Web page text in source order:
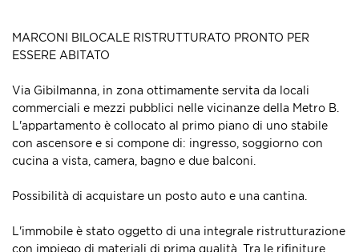
MARCONI BILOCALE RISTRUTTURATO PRONTO PER
ESSERE ABITATO
Via Gibilmanna, in zona ottimamente servita da locali
commerciali e mezzi pubblici nelle vicinanze della Metro B.
L'appartamento è collocato al primo piano di uno stabile
con ascensore e si compone di: ingresso, soggiorno con
cucina a vista, camera, bagno e due balconi.
Possibilità di acquistare un posto auto e una cantina.
L'immobile è stato oggetto di una integrale ristrutturazione
con impiego di materiali di prima qualità. Tra le rifiniture,